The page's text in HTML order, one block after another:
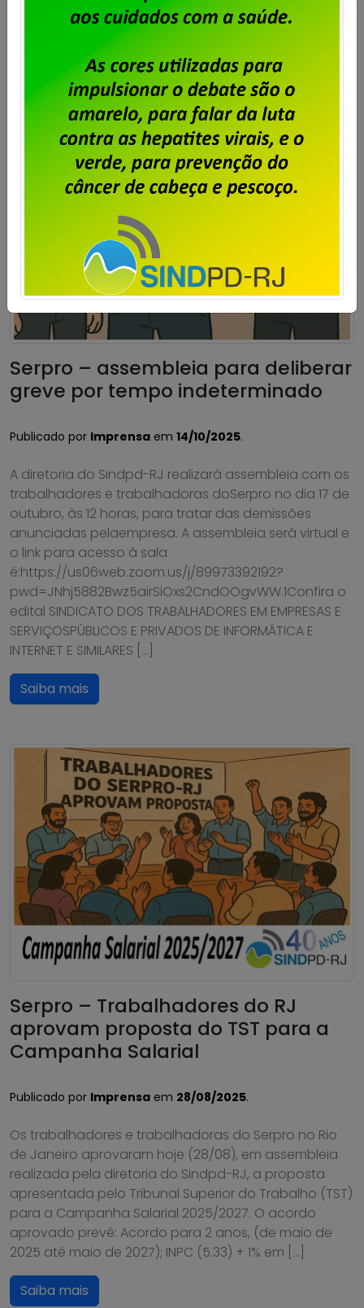
Serpro – assembleia para deliberar
greve por tempo indeterminado
Publicado por Imprensa em 14/10/2025.
A diretoria do Sindpd-RJ realizará assembleia com os
trabalhadores e trabalhadoras doSerpro no dia 17 de
outubro, às 12 horas, para tratar das demissões
anunciadas pelaempresa. A assembleia será virtual e
o link para acesso à sala
é:https://us06web.zoom.us/j/89973392192?
pwd=JNhj5882Bwz5airSiOxs2CndOOgvWW.1Confira o
edital SINDICATO DOS TRABALHADORES EM EMPRESAS E
SERVIÇOSPÚBLICOS E PRIVADOS DE INFORMÁTICA E
INTERNET E SIMILARES […]
Saiba mais
Serpro – Trabalhadores do RJ
aprovam proposta do TST para a
Campanha Salarial
Publicado por Imprensa em 28/08/2025.
Os trabalhadores e trabalhadoras do Serpro no Rio
de Janeiro aprovaram hoje (28/08), em assembleia
realizada pela diretoria do Sindpd-RJ, a proposta
apresentada pelo Tribunal Superior do Trabalho (TST)
para a Campanha Salarial 2025/2027. O acordo
aprovado prevê: Acordo para 2 anos, (de maio de
2025 até maio de 2027); INPC (5.33) + 1% em […]
Saiba mais